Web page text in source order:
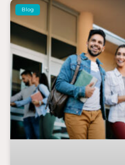
Blog